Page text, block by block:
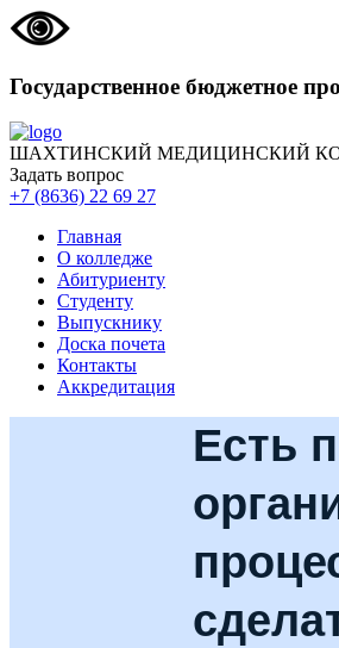
Государственное бюджетное
ШАХТИНСКИЙ МЕДИЦИНСКИЙ
Задать вопрос
+7 (8636) 22 69 27
Главная
О колледже
Абитуриенту
Студенту
Выпускнику
Доска почета
Контакты
Аккредитация
Есть